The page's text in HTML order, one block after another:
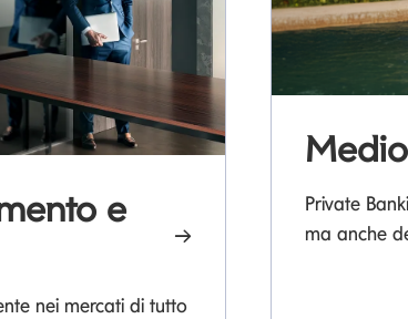
e
nei mercati di tutto
Private
ma anche